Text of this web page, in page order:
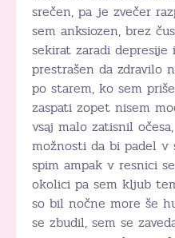
srečen, pa je zvečer
sem anksiozen, brez
sekirat zaradi depresije
prestrašen da zdravilo
po starem, ko sem
zaspati zopet nisem
vsaj malo zatisnil
možnosti da bi padel v
spim ampak v resnici
okolici pa sem kljub
so bil nočne more še
se zbudil, sem se